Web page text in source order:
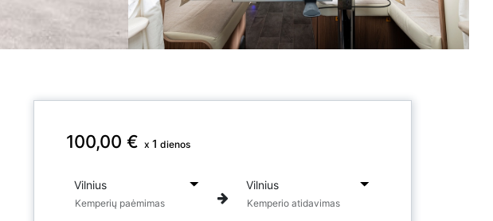
100,00 € x 1 dienos
Kemperių paėmimas Kemperio atidavimas